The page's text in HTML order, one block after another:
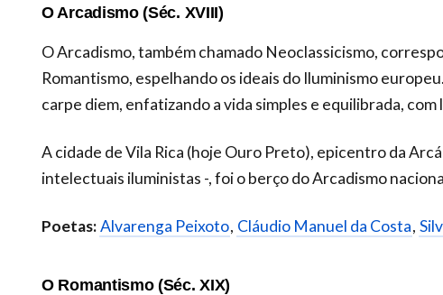
O Arcadismo (Séc. XVIII)
O Arcadismo, também chamado Neoclassicismo,
Romantismo, espelhando os ideais do Iluminismo
carpe diem, enfatizando a vida simples e equilibrada,
A cidade de Vila Rica (hoje Ouro Preto), epicentro da
intelectuais iluministas -, foi o berço do Arcadismo
Poetas:Alvarenga Peixoto, Cláudio Manuel da Costa,
O Romantismo (Séc. XIX)